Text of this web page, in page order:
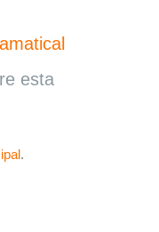
esta
.